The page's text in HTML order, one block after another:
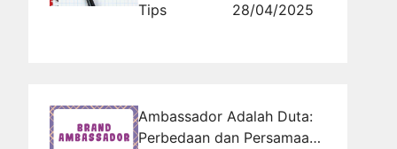
Tips
28/04/2025
Ambassador Adalah Duta:
Perbedaan dan Persamaan